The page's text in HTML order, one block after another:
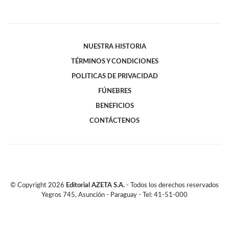
NUESTRA HISTORIA
TÉRMINOS Y CONDICIONES
POLITICAS DE PRIVACIDAD
FÚNEBRES
BENEFICIOS
CONTÁCTENOS
© Copyright 2026 Editorial AZETA S.A. - Todos los derechos reservados
Yegros 745, Asunción - Paraguay - Tel: 41-51-000